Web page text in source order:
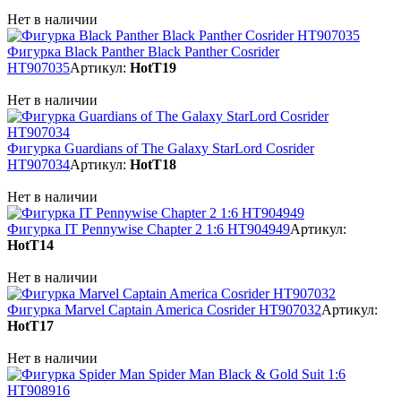
Нет в наличии
Фигурка Black Panther Black Panther Cosrider
HT907035Артикул: HotT19
Нет в наличии
Фигурка Guardians of The Galaxy StarLord Cosrider
HT907034Артикул: HotT18
Нет в наличии
Фигурка IT Pennywise Chapter 2 1:6 HT904949Артикул:
HotT14
Нет в наличии
Фигурка Marvel Captain America Cosrider HT907032Артикул:
HotT17
Нет в наличии